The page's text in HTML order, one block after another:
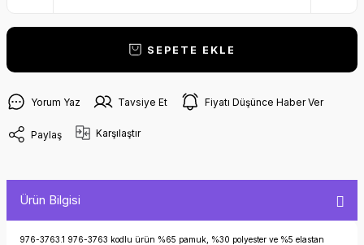
SEPETE EKLE
Yorum Yaz Tavsiye Et Fiyatı Düşünce Haber Ver
Paylaş Karşılaştır
Ürün Bilgisi
976-3763.1 976-3763 kodlu ürün %65 pamuk, %30 polyester ve %5 elastan